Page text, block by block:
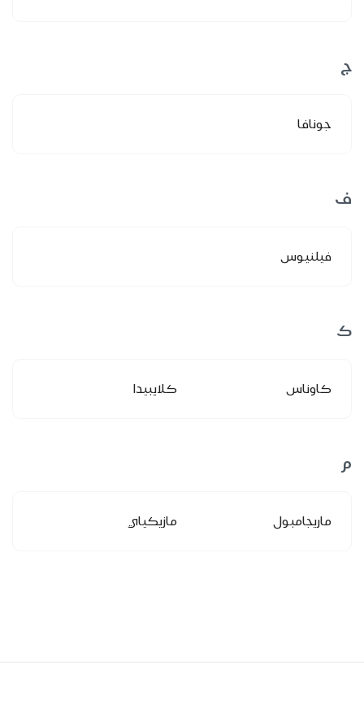
ج
جونافا
ف
فيلنيوس
ك
كاوناس كلايبيدا
م
ماريجامبول مازيكياي